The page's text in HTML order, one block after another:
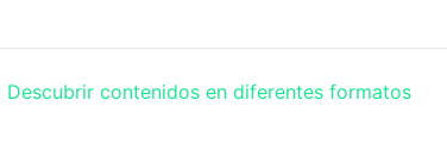
Descubrir contenidos en diferentes formatos